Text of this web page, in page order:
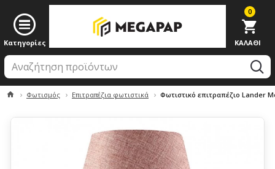
0
Φωτισμός Επιτραπέζια φωτιστικά Φωτιστικό επιτραπέζιο Lander